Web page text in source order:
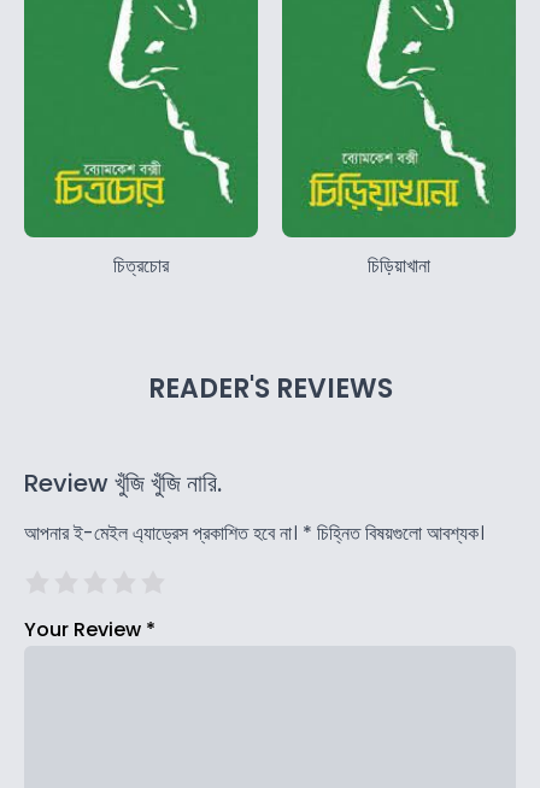
চিত্রচোর চিড়িয়াখানা
READER'S REVIEWS
Review খুঁজি খুঁজি নারি.
আপনার ই-মেইল এ্যাড্রেস প্রকাশিত হবে না। * চিহ্নিত বিষয়গুলো আবশ্যক।
Your Review *